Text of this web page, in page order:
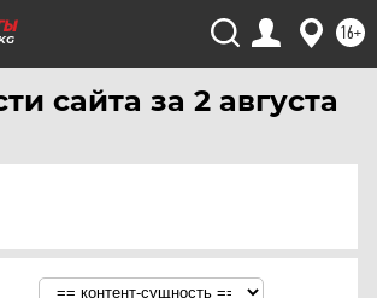
16+
сайта за 2 августа